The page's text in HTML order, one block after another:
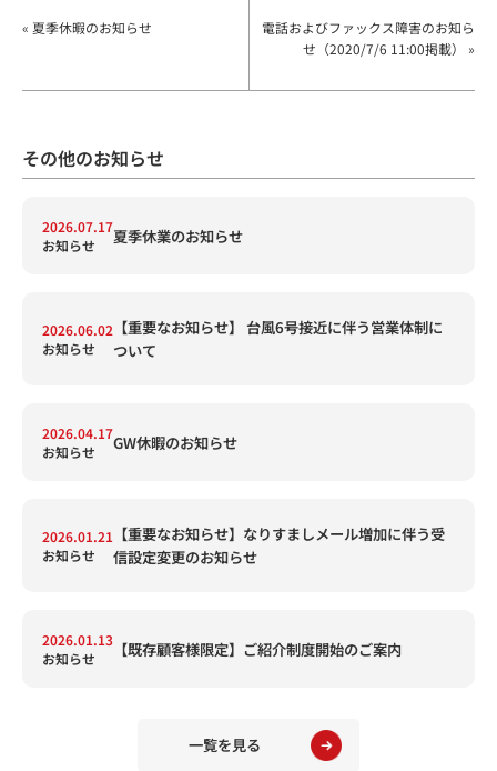
電話およびファックス障害のお知ら
せ（2020/7/6 11:00掲載） »
« 夏季休暇のお知らせ
その他のお知らせ
2026.07.17
お知らせ
夏季休業のお知らせ
2026.06.02
お知らせ
【重要なお知らせ】 台風6号接近に伴う営業体制に
ついて
2026.04.17
お知らせ
GW休暇のお知らせ
2026.01.21
お知らせ
【重要なお知らせ】なりすましメール増加に伴う受
信設定変更のお知らせ
2026.01.13
お知らせ
【既存顧客様限定】ご紹介制度開始のご案内
一覧を見る